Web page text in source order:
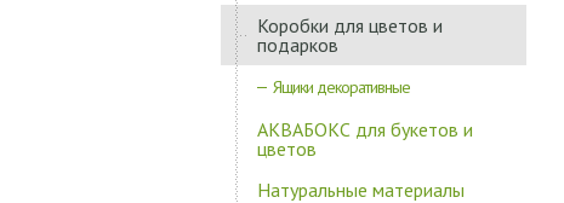
Коробки для цветов и
подарков
Ящики декоративные
АКВАБОКС для букетов и
цветов
Натуральные материалы